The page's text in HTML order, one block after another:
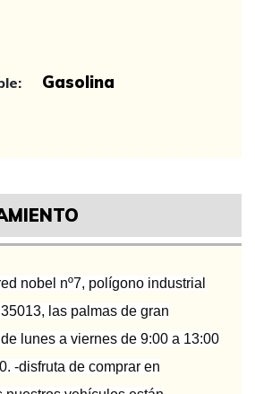
Gasolina
nobel nº7, polígono industrial
las palmas de gran
lunes a viernes de 9:00 a 13:00
-disfruta de comprar en